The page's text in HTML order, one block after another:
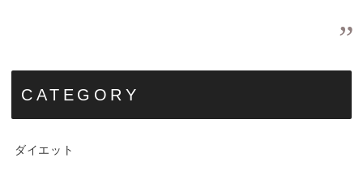
CATEGORY
ダイエット